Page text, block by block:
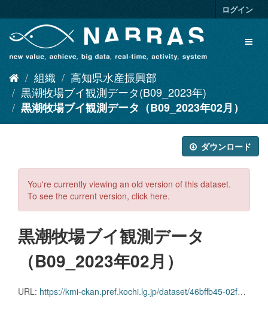
キ
ログイン
組織
高知県水産振興部
黒潮牧場ブイ観測データ(B09_2023年)
黒潮牧場ブイ観測データ（B09_2023年02月）
ダウンロード
You're currently viewing an old version of this dataset.
To see the current version, click here.
黒潮牧場ブイ観測データ
（B09_2023年02月）
URL: https://kmi-ckan.pref.kochi.lg.jp/dataset/46bffb45-02f9-4eb5-8095-8d41108637a7/resource/10e5570f-156f-4655-b8ad-305d99834ecf/download/kuroshiobokujoubuikansokudatab09_2023nen02.csv